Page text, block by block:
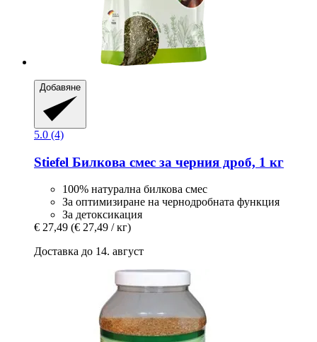
Добавяне
5.0 (4)
Stiefel Билкова смес за черния дроб, 1 кг
100% натурална билкова смес
За оптимизиране на чернодробната функция
За детоксикация
€ 27,49 (€ 27,49 / кг)
Доставка до 14. август